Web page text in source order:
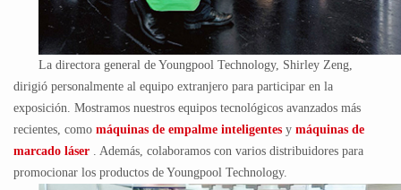
La directora general de Youngpool Technology, Shirley Zeng,
dirigió personalmente al equipo extranjero para participar en la
exposición. Mostramos nuestros equipos tecnológicos avanzados más
recientes, como máquinas de empalme inteligentes y máquinas de
marcado láser
Además, colaboramos con varios distribuidores para
promocionar los productos de Youngpool Technology.